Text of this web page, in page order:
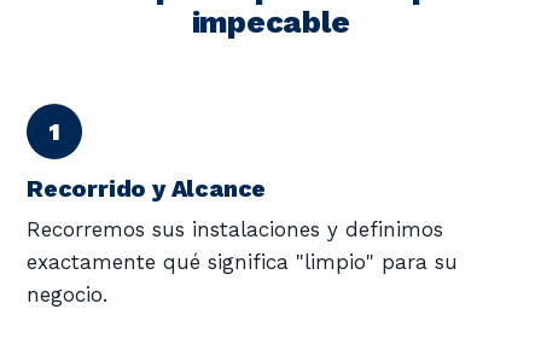
impecable
Recorrido y Alcance
Recorremos sus instalaciones y definimos
exactamente qué significa "limpio" para su
negocio.